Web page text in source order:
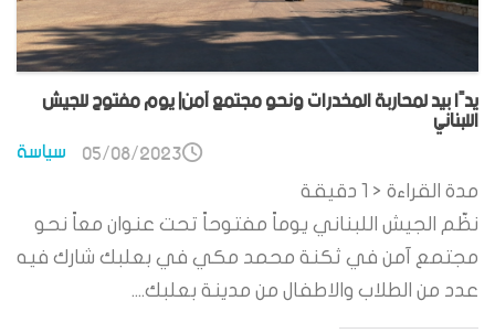
يدًا بيد لمحاربة المخدرات ونحو مجتمع آمن| يوم مفتوح للجيش
اللبناني
سياسة 05/08/2023
مدة القراءة < 1
دقيقة
نظّم الجيش اللبناني يوماً مفتوحاً تحت عنوان معاً نحو
مجتمع آمن في ثكنة محمد مكي في بعلبك شارك فيه
عدد من الطلاب والاطفال من مدينة بعلبك....